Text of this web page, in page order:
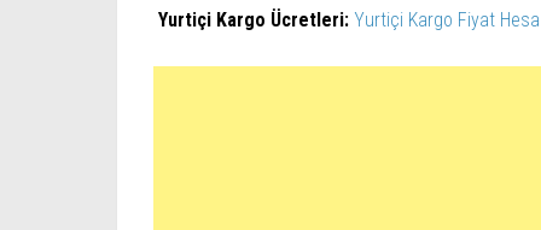
Yurtiçi Kargo Ücretleri: Yurtiçi Kargo Fiyat